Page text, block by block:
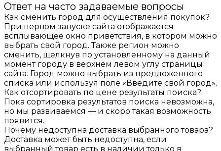
Ответ на часто задаваемые вопросы
Как сменить город для осуществления покупок?
При первом запуске сайта отображается
всплывающее окно приветствия, в котором можно
выбрать свой город. Также регион можно
сменить, щелкнув по установленному на данный
момент городу в верхнем левом углу страницы
сайта. Город можно выбрать из предложенного
списка или используя поле «Введите свой город».
Как отсортировать по цене результаты поиска?
Пока сортировка результатов поиска невозможна,
но мы развиваемся — и скоро такая возможность
появится.
Почему недоступна доставка выбранного товара?
Доставка может быть недоступна, если
выбранный товар есть в наличии только в